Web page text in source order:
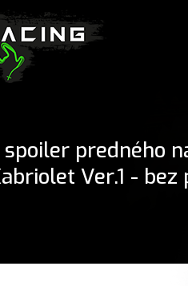
predného
Ver.1 -